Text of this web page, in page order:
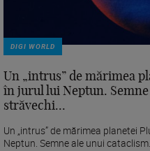
DIGI WORLD
Un „intrus” de mărimea
în jurul lui Neptun.
străvechi...
Un „intrus” de mărimea planetei
Neptun. Semne ale unui